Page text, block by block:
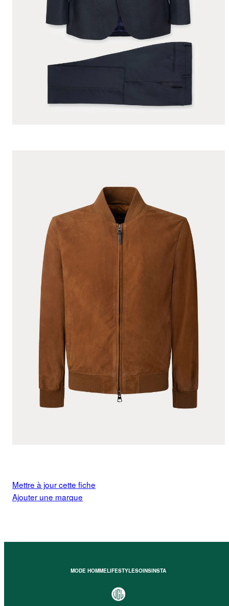
Mettre à jour cette fiche
Ajouter une marque
MODE HOMMELIFESTYLESOINSINSTA